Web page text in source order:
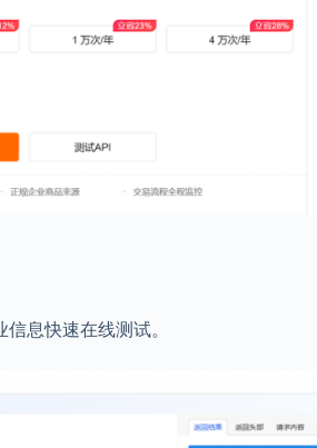
息快速在线测试。